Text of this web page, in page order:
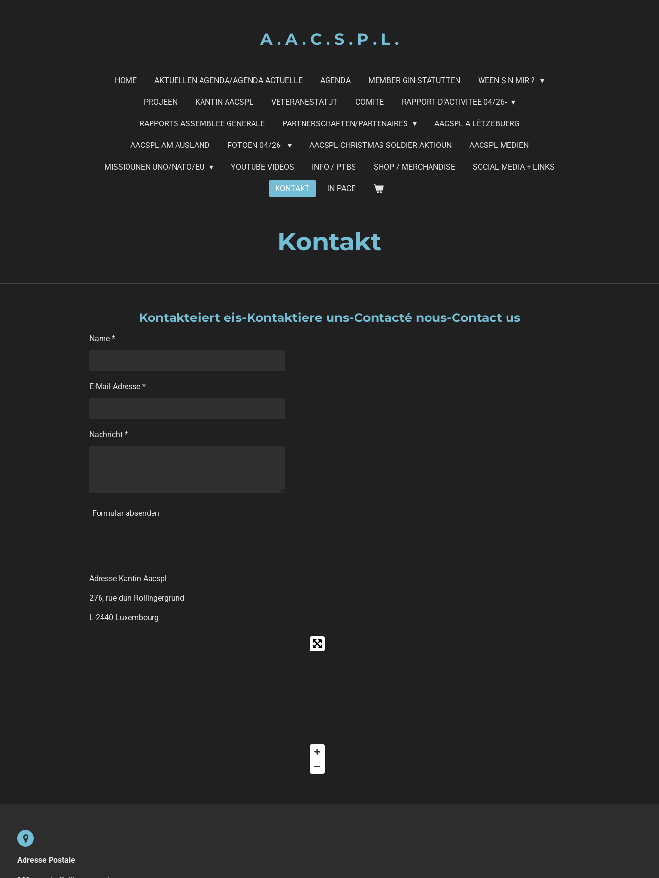
A . A . C . S . P . L .
HOME AKTUELLEN AGENDA/AGENDA ACTUELLE AGENDA MEMBER GIN-STATUTTEN WEEN SIN MIR ?
PROJEËN KANTIN AACSPL VETERANESTATUT COMITÉ RAPPORT D‘ACTIVITÉE 04/26-
RAPPORTS ASSEMBLEE GENERALE PARTNERSCHAFTEN/PARTENAIRES AACSPL A LËTZEBUERG
AACSPL AM AUSLAND FOTOEN 04/26- AACSPL-CHRISTMAS SOLDIER AKTIOUN AACSPL MEDIEN
MISSIOUNEN UNO/NATO/EU YOUTUBE VIDEOS INFO / PTBS SHOP / MERCHANDISE SOCIAL MEDIA + LINKS
KONTAKT IN PACE
Kontakt
Kontakteiert eis-Kontaktiere uns-Contacté nous-Contact us
Name *
E-Mail-Adresse *
Nachricht *
Formular absenden
Adresse Kantin Aacspl
276, rue dun Rollingergrund
L-2440 Luxembourg
Adresse Postale